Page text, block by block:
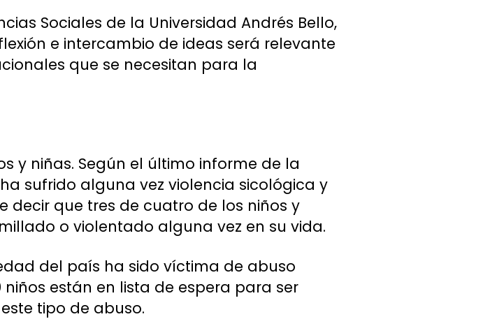
Sociales de la Universidad Andrés Bello,
e intercambio de ideas será relevante
que se necesitan para la
y niñas. Según el último informe de la
ha sufrido alguna vez violencia sicológica y
decir que tres de cuatro de los niños y
o violentado alguna vez en su vida.
del país ha sido víctima de abuso
están en lista de espera para ser
tipo de abuso.